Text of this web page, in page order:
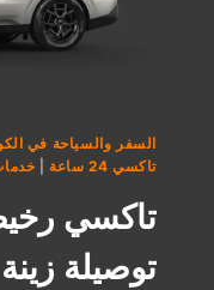
السفر والسياحة في
تاكسي 24 ساعة
تاكسي
توصيلة